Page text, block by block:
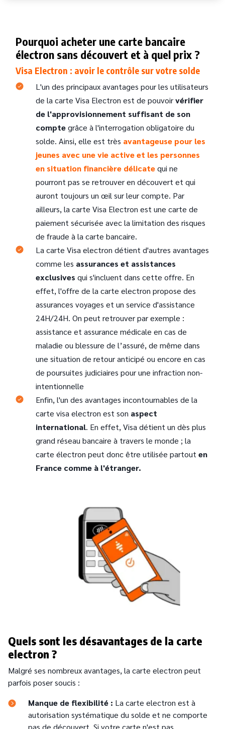
Pourquoi acheter une carte bancaire
électron sans découvert et à quel prix ?
Visa Electron : avoir le contrôle sur votre solde
L'un des principaux avantages pour les utilisateurs
de la carte Visa Electron est de pouvoirvérifier
de l'approvisionnement suffisant de son
comptegrâce à l'interrogation obligatoire du
solde. Ainsi, elle est très avantageuse pour les
jeunes avec une vie active et les personnes
en situation financière délicatequi ne
pourront pas se retrouver en découvert et qui
auront toujours un œil sur leur compte. Par
ailleurs, la carte Visa Electron est une carte de
paiement sécurisée avec la limitation des risques
de fraude à la carte bancaire.
La carte Visa electron détient d'autres avantages
comme les assurances et assistances
exclusives qui s'incluent dans cette offre. En
effet, l'offre de la carte electron propose des
assurances voyages et un service d'assistance
24H/24H. On peut retrouver par exemple :
assistance et assurance médicale en cas de
maladie ou blessure de l’assuré, de même dans
une situation de retour anticipé ou encore en cas
de poursuites judiciaires pour une infraction non-
intentionnelle
Enfin, l'un des avantages incontournables de la
carte visa electron est son aspect
international. En effet, Visa détient un dès plus
grand réseau bancaire à travers le monde ; la
carte électron peut donc être utilisée partout en
France comme à l'étranger.
Quels sont les désavantages de la carte
electron ?
Malgré ses nombreux avantages, la carte electron peut
parfois poser soucis :
Manque de flexibilité : La carte electron est à
autorisation systématique du solde et ne comporte